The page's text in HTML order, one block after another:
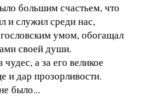
большим счастьем, что
и служил среди нас,
умом, обогащал
своей души.
а за его великое
и дар прозорливости.
было...